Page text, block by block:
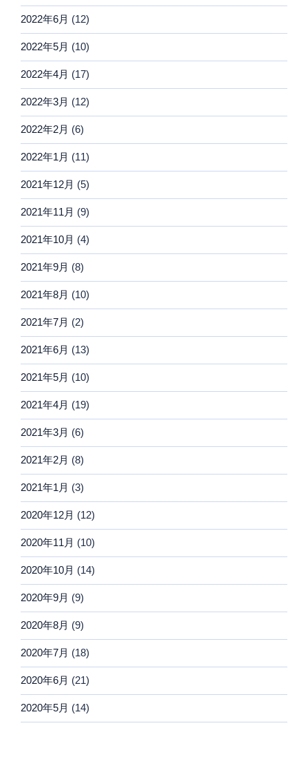
2022年6月 (12)
2022年5月 (10)
2022年4月 (17)
2022年3月 (12)
2022年2月 (6)
2022年1月 (11)
2021年12月 (5)
2021年11月 (9)
2021年10月 (4)
2021年9月 (8)
2021年8月 (10)
2021年7月 (2)
2021年6月 (13)
2021年5月 (10)
2021年4月 (19)
2021年3月 (6)
2021年2月 (8)
2021年1月 (3)
2020年12月 (12)
2020年11月 (10)
2020年10月 (14)
2020年9月 (9)
2020年8月 (9)
2020年7月 (18)
2020年6月 (21)
2020年5月 (14)